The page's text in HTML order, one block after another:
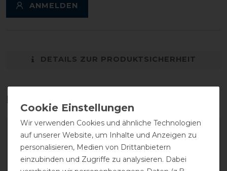
ANMELDEN
DETAILS ZUR PRODUKTSICHERHEIT
Das perfekte Zubehör für dich
-20%
Wir verwenden Cookies und ähnliche Technologien
auf unserer Website, um Inhalte und Anzeigen zu
personalisieren, Medien von Drittanbietern
einzubinden und Zugriffe zu analysieren. Dabei